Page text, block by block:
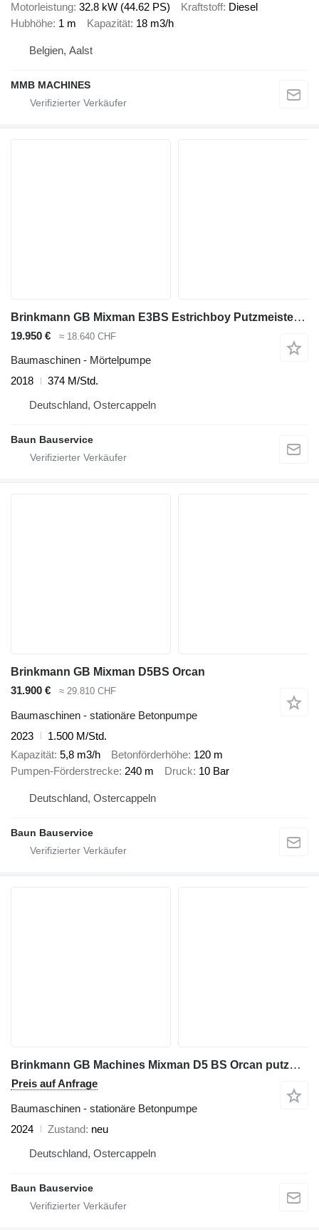
Motorleistung 32.8 kW (44.62 PS) Kraftstoff Diesel
Hubhöhe 1 m Kapazität 18 m3/h
Belgien, Aalst
MMB MACHINES
Brinkmann GB Mixman E3BS Estrichboy Putzmeister BMS energy vario 740
19.950 € ≈ 18.640 CHF
Baumaschinen - Mörtelpumpe
2018
374 M/Std.
Deutschland, Ostercappeln
Baun Bauservice
Brinkmann GB Mixman D5BS Orcan
31.900 €
≈ 29.810 CHF
Baumaschinen - stationäre Betonpumpe
2023
1.500 M/Std.
Kapazität 5,8 m3/h Betonförderhöhe 120 m
Pumpen-Förderstrecke 240 m Druck 10 Bar
Deutschland, Ostercappeln
Baun Bauservice
Brinkmann GB Machines Mixman D5 BS Orcan putzmeister bms alpha z4 760 mört
Preis auf Anfrage
Baumaschinen - stationäre Betonpumpe
2024
Zustand neu
Deutschland, Ostercappeln
Baun Bauservice